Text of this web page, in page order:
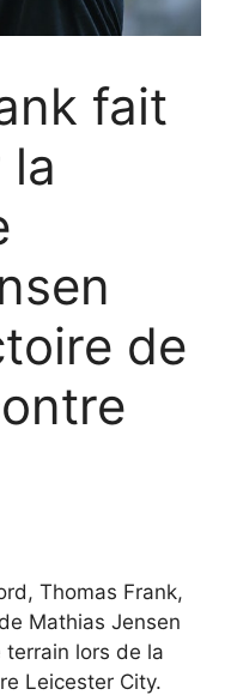
fait
de
Thomas Frank,
Mathias Jensen
lors de la
Leicester City.